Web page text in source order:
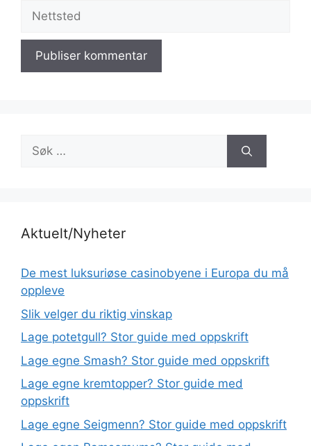
Nettsted
Søk
etter:
Aktuelt/Nyheter
De mest luksuriøse casinobyene i Europa du må
oppleve
Slik velger du riktig vinskap
Lage potetgull? Stor guide med oppskrift
Lage egne Smash? Stor guide med oppskrift
Lage egne kremtopper? Stor guide med
oppskrift
Lage egne Seigmenn? Stor guide med oppskrift